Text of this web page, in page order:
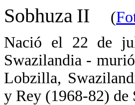
Sobhuza II (
Nació el 22 de
Swazilandia -
Lobzilla,
y Rey (1968-82) de